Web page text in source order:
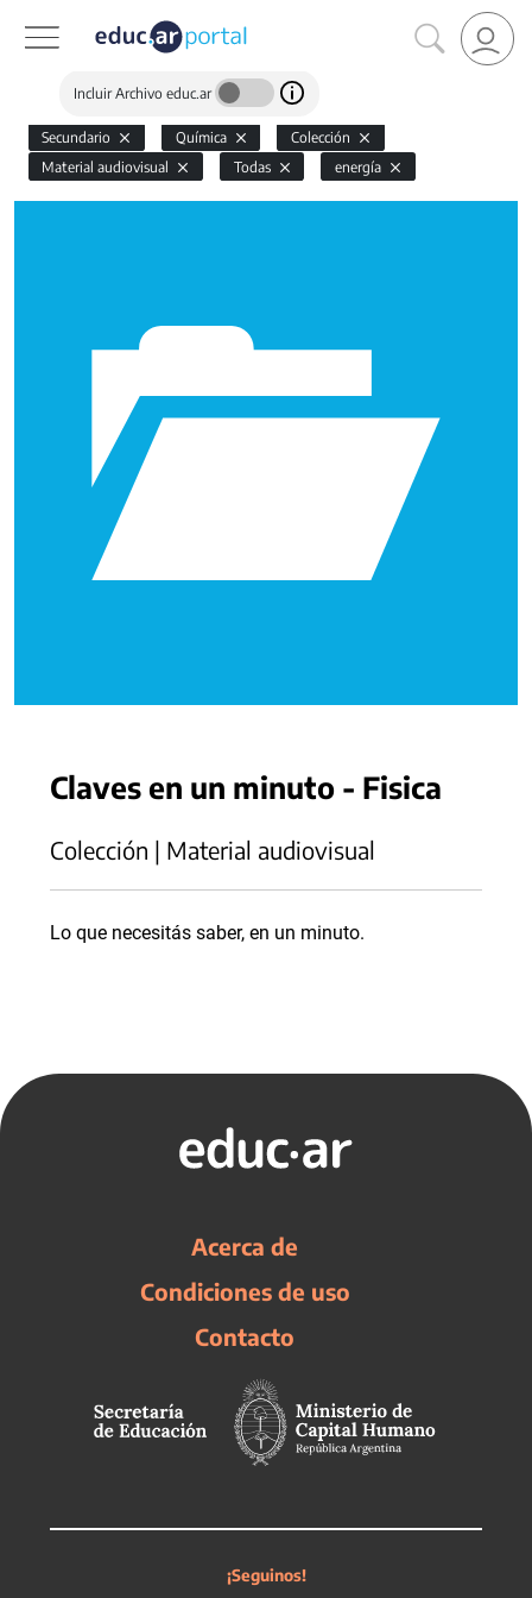
Incluir Archivo educ.ar
Secundario Química
Colección
Material audiovisual
Todas energía
Claves en un minuto - Fisica
Colección | Material audiovisual
Lo que necesitás saber, en un minuto.
Acerca de
Condiciones de uso
Contacto
¡Seguinos!